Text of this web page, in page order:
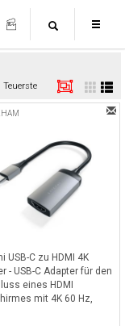
Teuerste
USB-C zu HDMI 4K
- USB-C Adapter für den
eines HDMI
mit 4K 60 Hz,